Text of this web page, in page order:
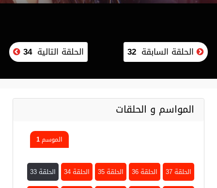
الحلقة السابقة 32 الحلقة التالية 34
المواسم و الحلقات
الموسم 1
الحلقة 37 الحلقة 36 الحلقة 35 الحلقة 34
الحلقة 33